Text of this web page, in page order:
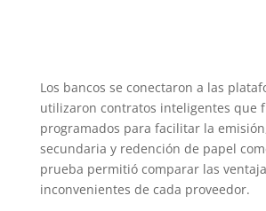
Los bancos se conectaron a las
utilizaron contratos inteligentes que
programados para facilitar la
secundaria y redención de papel
prueba permitió comparar las
inconvenientes de cada proveedor.